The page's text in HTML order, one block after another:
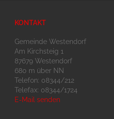
KONTAKT
Gemeinde Westendorf
Am Kirchsteig 1
87679 Westendorf
680 m über NN
Telefon: 08344/212
Telefax: 08344/1724
E-Mail senden